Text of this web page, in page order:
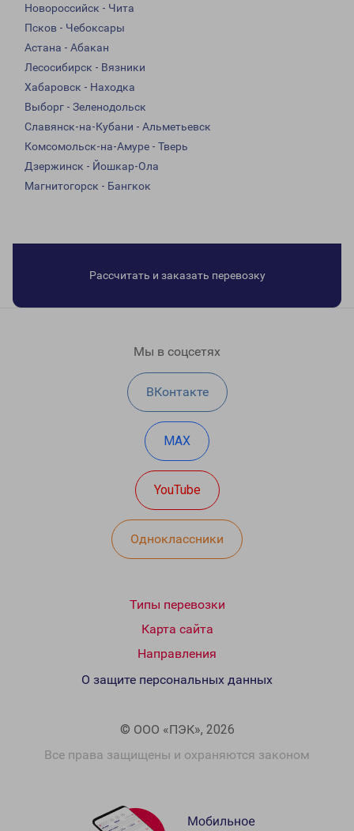
Новороссийск - Чита
Псков - Чебоксары
Астана - Абакан
Лесосибирск - Вязники
Хабаровск - Находка
Выборг - Зеленодольск
Славянск-на-Кубани - Альметьевск
Комсомольск-на-Амуре - Тверь
Дзержинск - Йошкар-Ола
Магнитогорск - Бангкок
Рассчитать и заказать перевозку
Мы в соцсетях
ВКонтакте
MAX
YouTube
Одноклассники
Типы перевозки
Карта сайта
Направления
© ООО «ПЭК», 2026
Все права защищены и охраняются законом
О защите персональных данных